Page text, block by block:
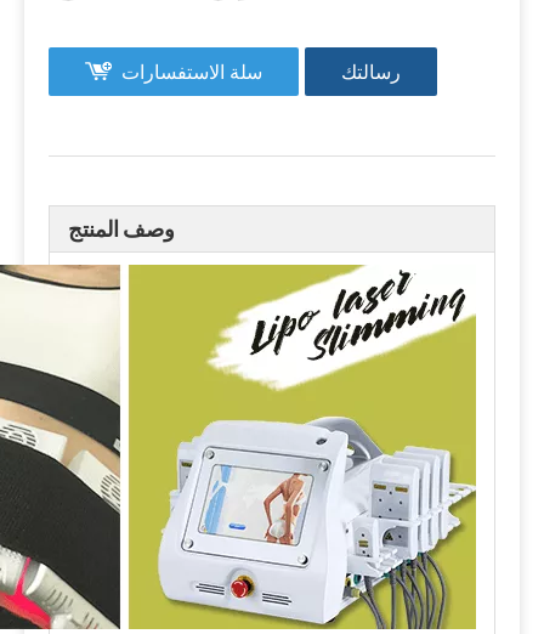
رسالتك سلة الاستفسارات
وصف المنتج